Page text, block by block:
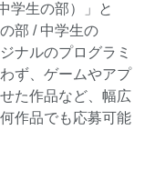
学生の部）」と
部 / 中学生の
ナルのプログラミ
ず、ゲームやアプ
た作品など、幅広
作品でも応募可能